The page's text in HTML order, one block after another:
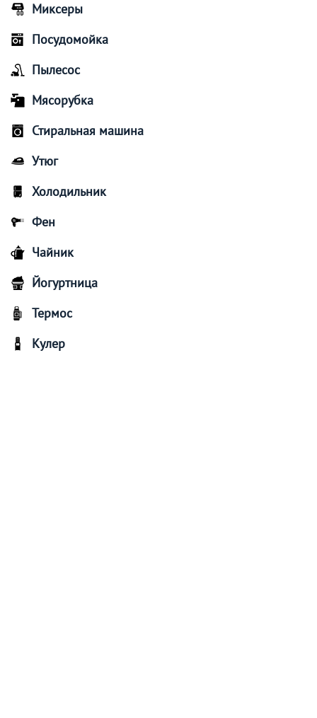
Миксеры
Посудомойка
Пылесос
Мясорубка
Стиральная машина
Утюг
Холодильник
Фен
Чайник
Йогуртница
Термос
Кулер